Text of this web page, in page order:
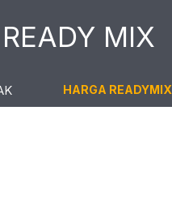
MIX
HARGA READYMIX